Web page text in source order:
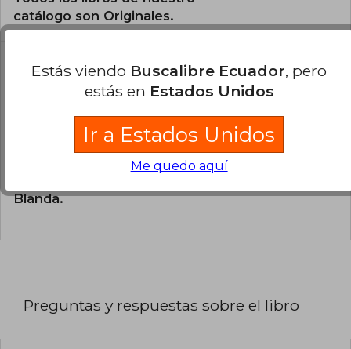
catálogo son Originales.
libro?
¿Cuál es la encuadernación de este libro?
Blanda.
Preguntas y respuestas sobre el libro
Estás viendo Buscalibre Ecuador, pero
estás en Estados Unidos
Ir a Estados Unidos
Me quedo aquí